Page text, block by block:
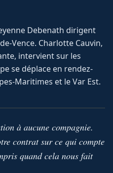
Debenath dirigent
Vence. Charlotte Cauvin,
intervient sur les
se déplace en rendez-
Maritimes et le Var Est.
à aucune compagnie.
contrat sur ce qui compte
quand cela nous fait